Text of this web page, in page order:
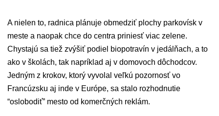
A nielen to, radnica plánuje obmedziť plochy parkovísk v
meste a naopak chce do centra priniesť viac zelene.
Chystajú sa tiež zvýšiť podiel biopotravín v jedálňach, a to
ako v školách, tak napríklad aj v domovoch dôchodcov.
Jedným z krokov, ktorý vyvolal veľkú pozornosť vo
Francúzsku aj inde v Európe, sa stalo rozhodnutie
“oslobodiť” mesto od komerčných reklám.